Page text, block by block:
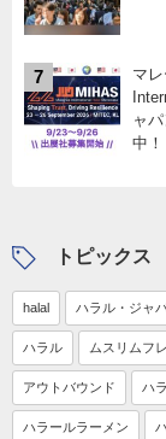
7
マ
ャ
中
トピックス
halal ハラル・ジャ
ハラル ムスリムフ
アウトバウンド ハ
ハラールラーメン